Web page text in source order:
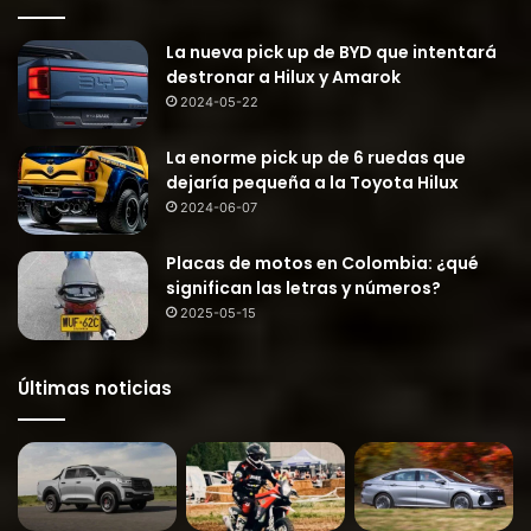
La nueva pick up de BYD que intentará
destronar a Hilux y Amarok
2024-05-22
La enorme pick up de 6 ruedas que
dejaría pequeña a la Toyota Hilux
2024-06-07
Placas de motos en Colombia: ¿qué
significan las letras y números?
2025-05-15
Últimas noticias